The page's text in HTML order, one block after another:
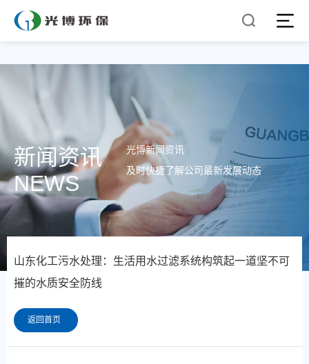
新闻资讯
NEWS
光博新闻资讯
及时快捷了解公司最新发展动态
山东化工污水处理：生活用水过滤系统构筑起一道坚不可
摧的水质安全防线
返回首页